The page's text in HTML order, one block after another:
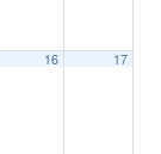
16 17